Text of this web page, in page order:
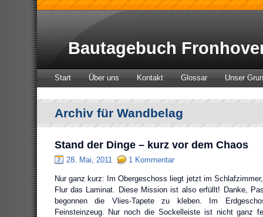
Bautagebuch
Start Über uns Kontakt Glossar Unser
Archiv für Wandbelag
Stand der Dinge – kurz vor dem Chaos
28. Mai, 2011 1 Kommentar
Nur ganz kurz: Im Obergeschoss liegt jetzt im
Flur das Laminat. Diese Mission ist also erfüllt! Danke,
begonnen die Vlies-Tapete zu kleben. Im
Feinsteinzeug. Nur noch die Sockelleiste ist nicht ganz